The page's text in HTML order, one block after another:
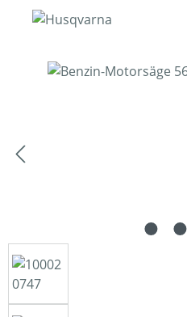
Bildergalerie überspringen